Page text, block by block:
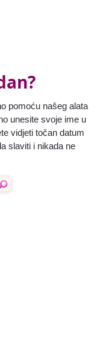
pomoću našeg alata
unesite svoje ime u
vidjeti točan datum
slaviti i nikada ne